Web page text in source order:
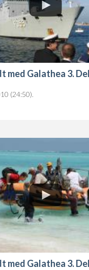
med Galathea 3.
(24:50).
med Galathea 3.